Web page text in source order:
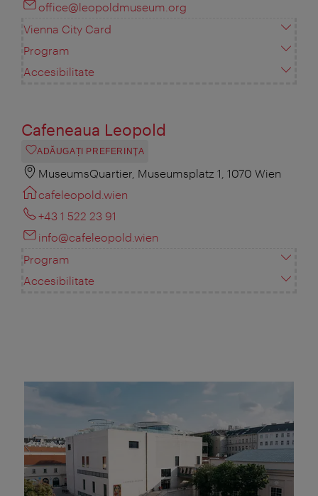
office@leopoldmuseum.org
Vienna City Card
Program
Accesibilitate
Cafeneaua Leopold
ADĂUGAȚI PREFERINŢA
MuseumsQuartier, Museumsplatz 1, 1070 Wien
cafeleopold.wien
+43 1 522 23 91
info@cafeleopold.wien
Program
Accesibilitate